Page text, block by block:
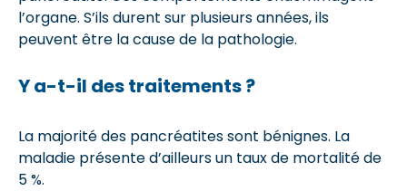
l’organe. S’ils durent sur plusieurs années, ils
peuvent être la cause de la pathologie.
Y a-t-il des traitements ?
La majorité des pancréatites sont bénignes. La
maladie présente d’ailleurs un taux de mortalité de
5 %.